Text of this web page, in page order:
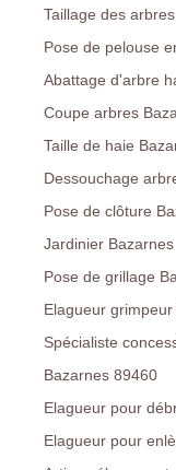
Taillage des
Pose de pelouse
Abattage d'arbre
Coupe arbres
Taille de haie
Dessouchage
Pose de clôture
Jardinier Bazarnes
Pose de grillage
Elagueur
Spécialiste
Bazarnes 89460
Elagueur pour
Elagueur pour